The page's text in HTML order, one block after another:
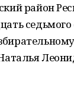
район
седьмого